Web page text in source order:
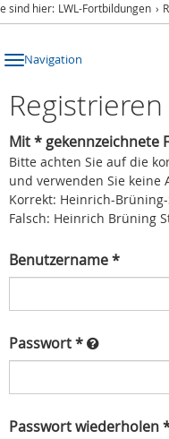
sind hier: LWL-Fortbildungen
Navigation
Registrieren
Mit * gekennzeichnete
Bitte achten Sie auf die
und verwenden Sie keine
Korrekt: Heinrich-
Falsch: Heinrich Brüning
Benutzername *
Passwort *
Passwort wiederholen